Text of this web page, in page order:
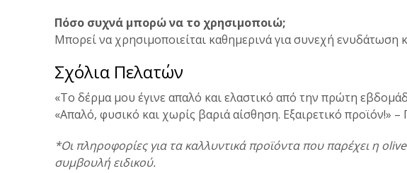
Πόσο συχνά μπορώ να το χρησιμοποιώ;
Μπορεί να χρησιμοποιείται καθημερινά για συνεχή ενυδάτωση
Σχόλια Πελατών
«Το δέρμα μου έγινε απαλό και ελαστικό από την πρώτη
«Απαλό, φυσικό και χωρίς βαριά αίσθηση. Εξαιρετικό προϊόν!» –
*Οι πληροφορίες για τα καλλυντικά προϊόντα που παρέχει η
συμβουλή ειδικού.